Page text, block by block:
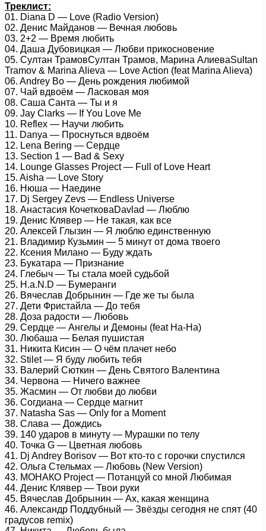
Треклист:
01. Diana D — Love (Radio Version)
02. Денис Майданов — Вечная любовь
03. 2+2 — Время любить
04. Даша Дубовицкая — Любви прикосновение
05. Султан ТрамовСултан Трамов, Марина АлиеваSultan
Tramov & Marina Alieva — Love Action (feat Marina Alieva)
06. Andrey Bo — День рождения любимой
07. Чай вдвоём — Ласковая моя
08. Саша Санта — Ты и я
09. Jay Clarks — If You Love Me
10. Reflex — Научи любить
11. Danya — Проснуться вдвоём
12. Lena Bering — Сердце
13. Section 1 — Bad & Sexy
14. Lounge Glasses Project — Full of Love Heart
15. Aisha — Love Story
16. Нюша — Наедине
17. Dj Sergey Zevs — Endless Universe
18. Анастасия КочетковаDavlad — Люблю
19. Денис Клявер — Не такая, как все
20. Алексей Глызин — Я люблю единственную
21. Владимир Кузьмин — 5 минут от дома твоего
22. Ксения Милано — Буду ждать
23. Букатара — Признание
24. Глебыч — Ты стала моей судьбой
25. H.a.N.D — Бумеранги
26. Вячеслав Добрынин — Где же ты была
27. Дети Фристайла — До тебя
28. Доза радости — Любовь
29. Сердце — Ангелы и Демоны (feat На-На)
30. Любаша — Белая пушистая
31. Никита Кисин — О чём плачет небо
32. Stilet — Я буду любить тебя
33. Валерий Сюткин — День Святого Валентина
34. Червона — Ничего важнее
35. Жасмин — От любви до любви
36. Согдиана — Сердце магнит
37. Natasha Sas — Only for a Moment
38. Слава — Дождись
39. 140 ударов в минуту — Мурашки по телу
40. Точка G — Цветная любовь
41. Dj Andrey Borisov — Вот кто-то с горочки спустился
42. Ольга Стельмах — Любовь (New Version)
43. МОНАКО Project — Потанцуй со мной Любимая
44. Денис Клявер — Твои руки
45. Вячеслав Добрынин — Ах, какая женщина
46. Александр Поддубный — Звёзды сегодня не спят (40
градусов remix)